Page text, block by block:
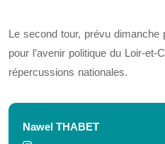
Le second tour, prévu dimanche
pour l’avenir politique du Loir-et-
répercussions nationales.
Nawel THABET